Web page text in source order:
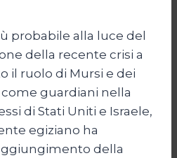
probabile alla luce del
della recente crisi a
il ruolo di Mursi e dei
guardiani nella
di Stati Uniti e Israele,
egiziano ha
della